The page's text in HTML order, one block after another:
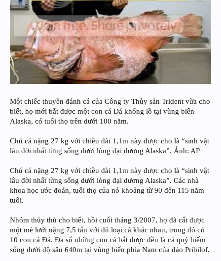
Một chiếc thuyền đánh cá của Công ty Thủy sản Trident vừa cho
biết, họ mới bắt được một con cá Đá khổng lồ tại vùng biển
Alaska, có tuổi thọ trên dưới 100 năm.
Chú cá nặng 27 kg với chiều dài 1,1m này được cho là “sinh vật
lâu đời nhất từng sống dưới lòng đại dương Alaska”. Ảnh: AP
Chú cá nặng 27 kg với chiều dài 1,1m này được cho là “sinh vật
lâu đời nhất từng sống dưới lòng đại dương Alaska”. Các nhà
khoa học ước đoán, tuổi thọ của nó khoảng từ 90 đến 115 năm
tuổi.
Nhóm thủy thủ cho biết, hồi cuối tháng 3/2007, họ đã cất được
một mẻ lưới nặng 7,5 tấn với đủ loại cá khác nhau, trong đó có
10 con cá Đá. Đa số những con cá bắt được đều là cá quý hiếm
sống dưới độ sâu 640m tại vùng biển phía Nam của đảo Pribilof.